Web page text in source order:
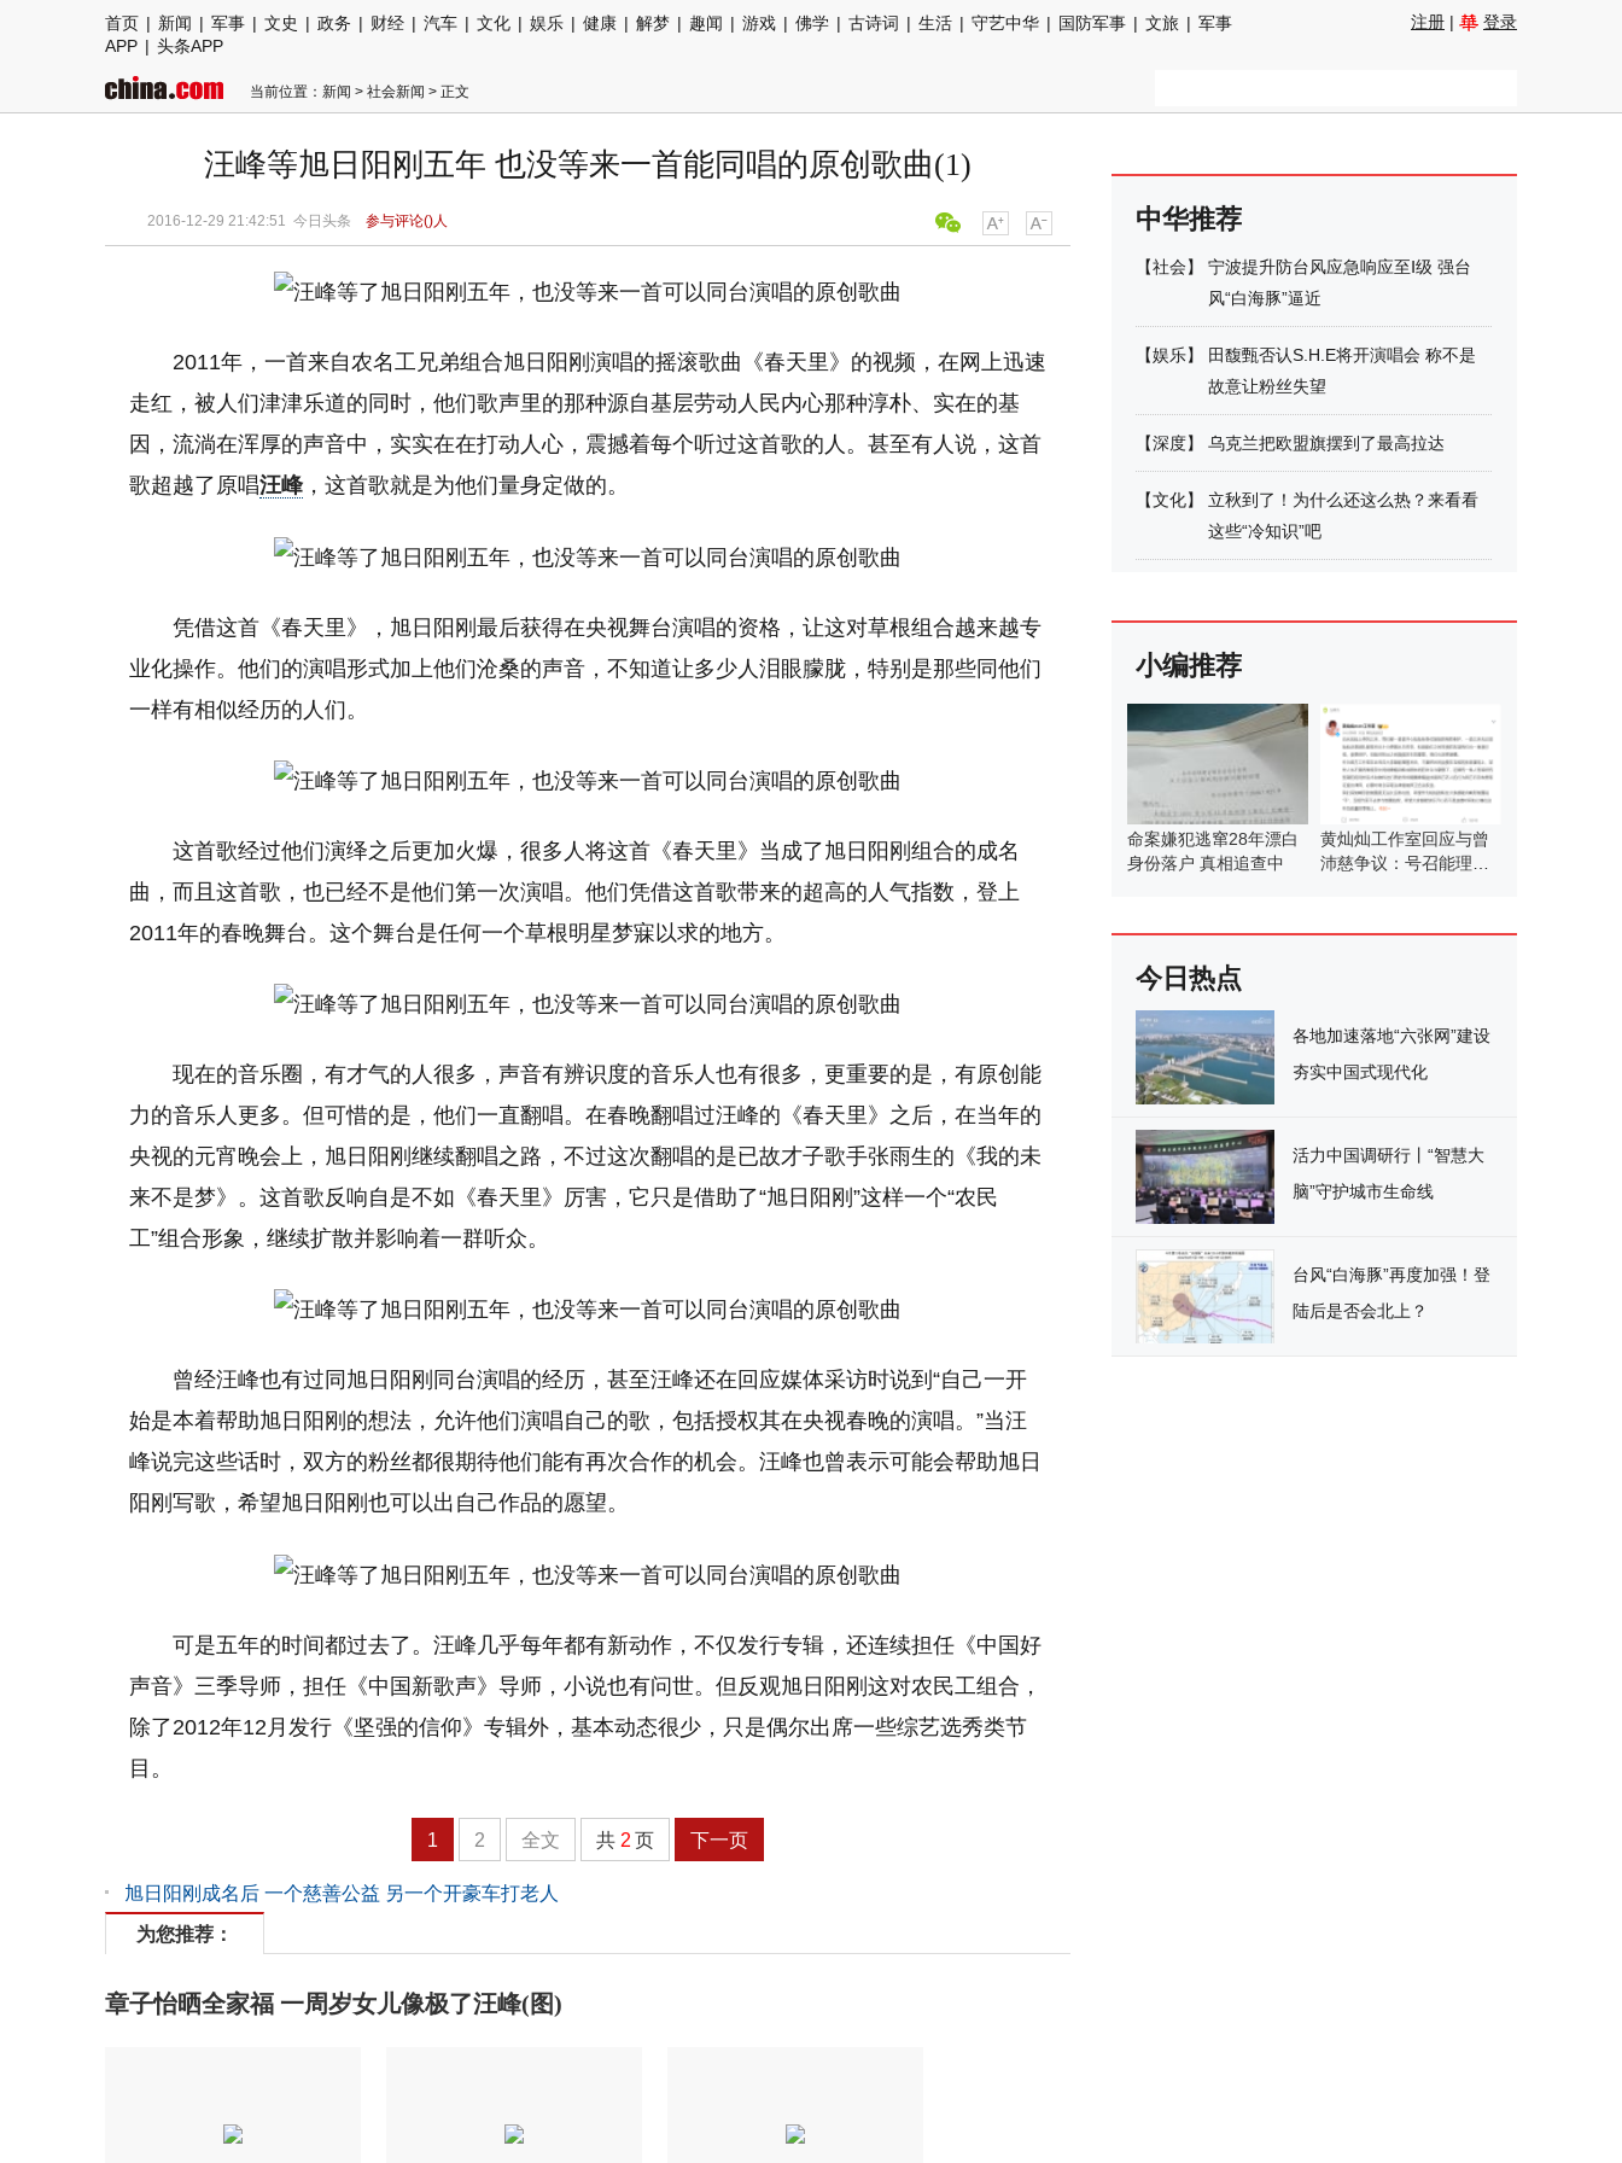
首页 | 新闻 | 军事 | 文史 | 政务 | 财经 | 汽车 | 文化 | 娱乐 | 健康 | 解梦 | 趣闻 | 游戏 | 佛学 | 古诗词 | 生活 | 守艺中华 | 国防军事 | 文旅 | 军事
APP | 头条APP
注册 | 登录
当前位置： 新闻 > 社会新闻 > 正文
汪峰等旭日阳刚五年 也没等来一首能同唱的原创歌曲(1)
2016-12-29 21:42:51 今日头条 参与评论()人
2011年，一首来自农名工兄弟组合旭日阳刚演唱的摇滚歌曲《春天里》的视频，在网上迅速
走红，被人们津津乐道的同时，他们歌声里的那种源自基层劳动人民内心那种淳朴、实在的基
因，流淌在浑厚的声音中，实实在在打动人心，震撼着每个听过这首歌的人。甚至有人说，这首
歌超越了原唱汪峰 ，这首歌就是为他们量身定做的。
凭借这首《春天里》，旭日阳刚最后获得在央视舞台演唱的资格，让这对草根组合越来越专
业化操作。他们的演唱形式加上他们沧桑的声音，不知道让多少人泪眼朦胧，特别是那些同他们
一样有相似经历的人们。
这首歌经过他们演绎之后更加火爆，很多人将这首《春天里》当成了旭日阳刚组合的成名
曲，而且这首歌，也已经不是他们第一次演唱。他们凭借这首歌带来的超高的人气指数，登上
2011年的春晚舞台。这个舞台是任何一个草根明星梦寐以求的地方。
现在的音乐圈，有才气的人很多，声音有辨识度的音乐人也有很多，更重要的是，有原创能
力的音乐人更多。但可惜的是，他们一直翻唱。在春晚翻唱过汪峰的《春天里》之后，在当年的
央视的元宵晚会上，旭日阳刚继续翻唱之路，不过这次翻唱的是已故才子歌手张雨生的《我的未
来不是梦》。这首歌反响自是不如《春天里》厉害，它只是借助了“旭日阳刚”这样一个“农民
工”组合形象，继续扩散并影响着一群听众。
曾经汪峰也有过同旭日阳刚同台演唱的经历，甚至汪峰还在回应媒体采访时说到“自己一开
始是本着帮助旭日阳刚的想法，允许他们演唱自己的歌，包括授权其在央视春晚的演唱。”当汪
峰说完这些话时，双方的粉丝都很期待他们能有再次合作的机会。汪峰也曾表示可能会帮助旭日
阳刚写歌，希望旭日阳刚也可以出自己作品的愿望。
可是五年的时间都过去了。汪峰几乎每年都有新动作，不仅发行专辑，还连续担任《中国好
声音》三季导师，担任《中国新歌声》导师，小说也有问世。但反观旭日阳刚这对农民工组合，
除了2012年12月发行《坚强的信仰》专辑外，基本动态很少，只是偶尔出席一些综艺选秀类节
目。
1 2 全文 共 2 页 下一页
旭日阳刚成名后 一个慈善公益 另一个开豪车打老人
为您推荐：
章子怡晒全家福 一周岁女儿像极了汪峰(图)
中华推荐
【社会】
宁波提升防台风应急响应至Ⅰ级 强台
风“白海豚”逼近
【娱乐】
田馥甄否认S.H.E将开演唱会 称不是
故意让粉丝失望
【深度】 乌克兰把欧盟旗摆到了最高拉达
【文化】
立秋到了！为什么还这么热？来看看
这些“冷知识”吧
小编推荐
命案嫌犯逃窜28年漂白
身份落户 真相追查中
黄灿灿工作室回应与曾
沛慈争议：号召能理智
今日热点
各地加速落地“六张网”建设
夯实中国式现代化
活力中国调研行丨“智慧大
脑”守护城市生命线
台风“白海豚”再度加强！登
陆后是否会北上？